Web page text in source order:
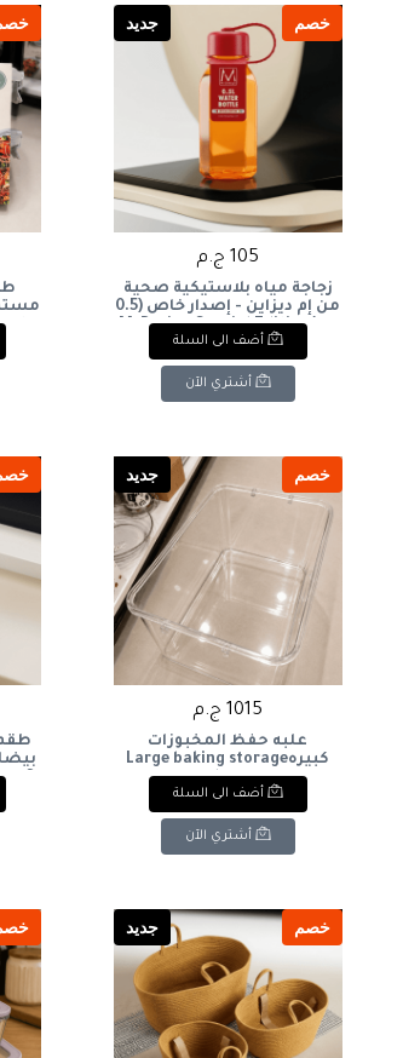
خصم جديد
105 ج.م
زجاجة مياه بلاستيكية صحية
من إم ديزاين - إصدار خاص (0.5
لتر)M-Design Special Edition
Plastic Water Bottle (0.5L)
أضف الى السلة
أشتري الآن
خصم جديد
1015 ج.م
علبه حفظ المخبوزات
كبيرهLarge baking storage
box
أضف الى السلة
أشتري الآن
&
خصم جديد